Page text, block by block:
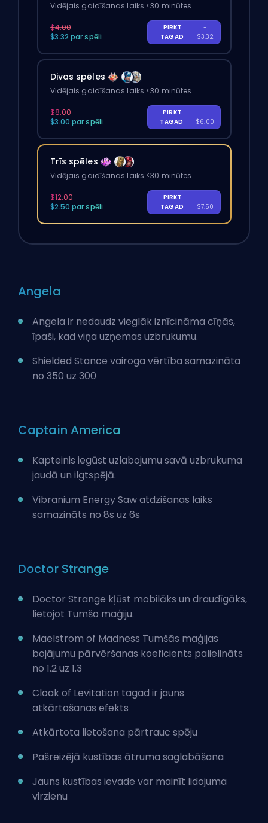
Vidējais gaidīšanas laiks <30 minūtes
$4.00
$3.32 par spēli
PIRKT
TAGAD
-
$3.32
Divas spēles
Vidējais gaidīšanas laiks <30 minūtes
$8.00
$3.00 par spēli
PIRKT
TAGAD
-
$6.00
Trīs spēles
Vidējais gaidīšanas laiks <30 minūtes
$12.00
$2.50 par spēli
PIRKT
TAGAD
-
$7.50
Angela
Angela ir nedaudz vieglāk iznīcināma cīņās,
īpaši, kad viņa uzņemas uzbrukumu.
Shielded Stance vairoga vērtība samazināta
no 350 uz 300
Captain America
Kapteinis iegūst uzlabojumu savā uzbrukuma
jaudā un ilgtspējā.
Vibranium Energy Saw atdzišanas laiks
samazināts no 8s uz 6s
Doctor Strange
Doctor Strange kļūst mobilāks un draudīgāks,
lietojot Tumšo maģiju.
Maelstrom of Madness Tumšās maģijas
bojājumu pārvēršanas koeficients palielināts
no 1.2 uz 1.3
Cloak of Levitation tagad ir jauns
atkārtošanas efekts
Atkārtota lietošana pārtrauc spēju
Pašreizējā kustības ātruma saglabāšana
Jauns kustības ievade var mainīt lidojuma
virzienu